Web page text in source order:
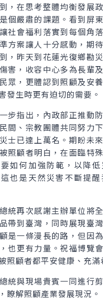
，在思考整體均衡發展
個嚴肅的課題。看到屏
社會福利落實到每個角
方案讓人十分感動，期
，昨天到花蓮光復鄉勘
害，收容中心多為長輩
眾，更體認到照顧及安
發生時更有迫切的需要。
步指出，內政部正推動
間、宗教團體共同努力
士已達上萬名。期盼未
照顧者明白，在面臨特
如何加強防範，以降
也是天然災害不斷提
統再次感謝主辦單位將
帶到臺灣，同時展現臺
是一條漫長的路，但因
也更有力量。祝福博覽
照顧者都平安健康、充滿
統與現場貴賓一同進行
瞭解照顧產業發展現況。